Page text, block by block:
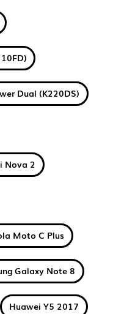
Dual (K220DS)
Nova 2
Moto C Plus
Galaxy Note 8
Huawei Y5 2017